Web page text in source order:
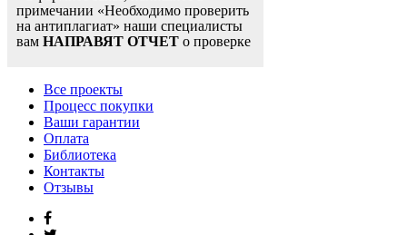
примечании «Необходимо проверить
на антиплагиат» наши специалисты
вам НАПРАВЯТ ОТЧЕТ о проверке
Все проекты
Процесс покупки
Ваши гарантии
Оплата
Библиотека
Контакты
Отзывы